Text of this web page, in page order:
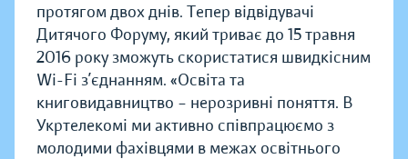
протягом двох днів. Тепер відвідувачі
Дитячого Форуму, який триває до 15 травня
2016 року зможуть скористатися швидкісним
Wi-Fi з’єднанням. «Освіта та
книговидавництво – нерозривні поняття. В
Укртелекомі ми активно співпрацюємо з
молодими фахівцями в межах освітнього